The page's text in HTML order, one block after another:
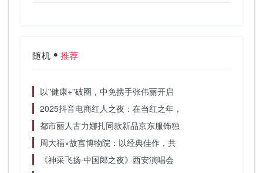
随机 推荐
以"健康+”破圈，中免携手张伟丽开启
2025抖音电商红人之夜：在当红之年，
都市丽人古力娜扎同款新品京东服饰独
周大福×故宫博物院：以经典佳作，共
《神采飞扬·中国郎之夜》西安演唱会